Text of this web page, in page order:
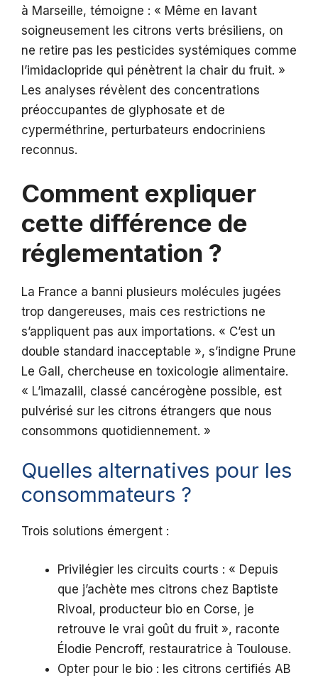
à Marseille, témoigne : « Même en lavant
soigneusement les citrons verts brésiliens, on
ne retire pas les pesticides systémiques comme
l’imidaclopride qui pénètrent la chair du fruit. »
Les analyses révèlent des concentrations
préoccupantes de glyphosate et de
cyperméthrine, perturbateurs endocriniens
reconnus.
Comment expliquer
cette différence de
réglementation ?
La France a banni plusieurs molécules jugées
trop dangereuses, mais ces restrictions ne
s’appliquent pas aux importations. « C’est un
double standard inacceptable », s’indigne Prune
Le Gall, chercheuse en toxicologie alimentaire.
« L’imazalil, classé cancérogène possible, est
pulvérisé sur les citrons étrangers que nous
consommons quotidiennement. »
Quelles alternatives pour les
consommateurs ?
Trois solutions émergent :
Privilégier les circuits courts : « Depuis
que j’achète mes citrons chez Baptiste
Rivoal, producteur bio en Corse, je
retrouve le vrai goût du fruit », raconte
Élodie Pencroff, restauratrice à Toulouse.
Opter pour le bio : les citrons certifiés AB